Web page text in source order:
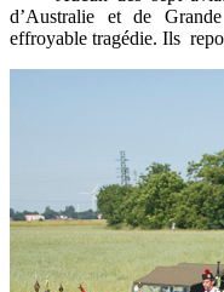
d’Australie et de
effroyable tragédie. Ils